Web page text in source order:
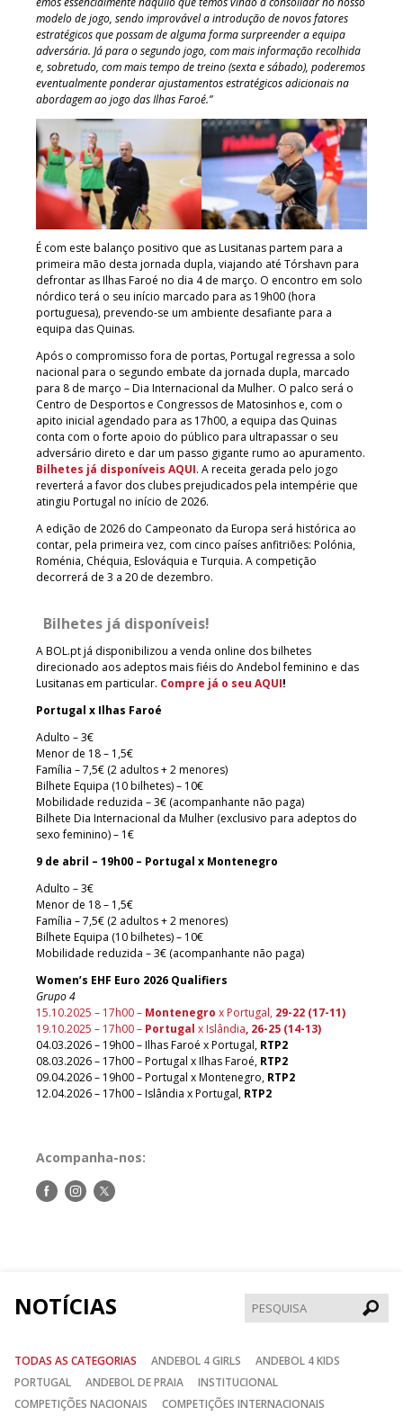
modelo de jogo, sendo improvável a introdução de novos fatores
estratégicos que possam de alguma forma surpreender a equipa
adversária. Já para o segundo jogo, com mais informação recolhida
e, sobretudo, com mais tempo de treino (sexta e sábado), poderemos
eventualmente ponderar ajustamentos estratégicos adicionais na
abordagem ao jogo das Ilhas Faroé.”
É com este balanço positivo que as Lusitanas partem para a
primeira mão desta jornada dupla, viajando até Tórshavn para
defrontar as Ilhas Faroé no dia 4 de março. O encontro em solo
nórdico terá o seu início marcado para as 19h00 (hora
portuguesa), prevendo-se um ambiente desafiante para a
equipa das Quinas.
Após o compromisso fora de portas, Portugal regressa a solo
nacional para o segundo embate da jornada dupla, marcado
para 8 de março – Dia Internacional da Mulher. O palco será o
Centro de Desportos e Congressos de Matosinhos e, com o
apito inicial agendado para as 17h00, a equipa das Quinas
conta com o forte apoio do público para ultrapassar o seu
adversário direto e dar um passo gigante rumo ao apuramento.
Bilhetes já disponíveis AQUI. A receita gerada pelo jogo
reverterá a favor dos clubes prejudicados pela intempérie que
atingiu Portugal no início de 2026.
A edição de 2026 do Campeonato da Europa será histórica ao
contar, pela primeira vez, com cinco países anfitriões: Polónia,
Roménia, Chéquia, Eslováquia e Turquia. A competição
decorrerá de 3 a 20 de dezembro.
Bilhetes já disponíveis!
A BOL.pt já disponibilizou a venda online dos bilhetes
direcionado aos adeptos mais fiéis do Andebol feminino e das
Lusitanas em particular. Compre já o seu AQUI!
Portugal x Ilhas Faroé
Adulto – 3€
Menor de 18 – 1,5€
Família – 7,5€ (2 adultos + 2 menores)
Bilhete Equipa (10 bilhetes) – 10€
Mobilidade reduzida – 3€ (acompanhante não paga)
Bilhete Dia Internacional da Mulher (exclusivo para adeptos do
sexo feminino) – 1€
9 de abril – 19h00 – Portugal x Montenegro
Adulto – 3€
Menor de 18 – 1,5€
Família – 7,5€ (2 adultos + 2 menores)
Bilhete Equipa (10 bilhetes) – 10€
Mobilidade reduzida – 3€ (acompanhante não paga)
Women’s EHF Euro 2026 Qualifiers
Grupo 4
15.10.2025 – 17h00 – Montenegro x Portugal, 29-22 (17-11)
19.10.2025 – 17h00 – Portugal x Islândia, 26-25 (14-13)
04.03.2026 – 19h00 – Ilhas Faroé x Portugal, RTP2
08.03.2026 – 17h00 – Portugal x Ilhas Faroé, RTP2
09.04.2026 – 19h00 – Portugal x Montenegro, RTP2
12.04.2026 – 17h00 – Islândia x Portugal, RTP2
Acompanha-nos:
Siga-Siga-Siga-
NOTÍCIAS
TODAS AS CATEGORIAS ANDEBOL 4 GIRLS
ANDEBOL 4 KIDS
PORTUGAL
ANDEBOL DE PRAIA
INSTITUCIONAL
COMPETIÇÕES NACIONAIS
COMPETIÇÕES INTERNACIONAIS